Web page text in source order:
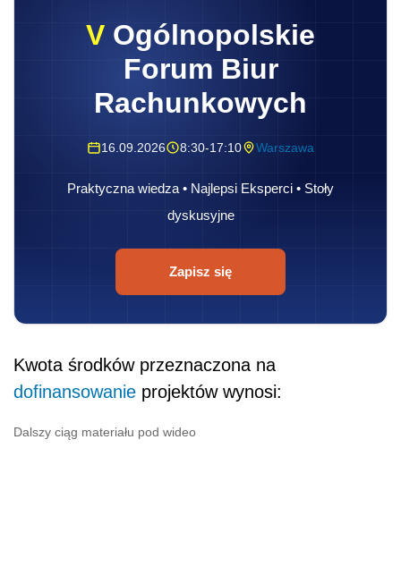
V Ogólnopolskie
Forum Biur
Rachunkowych
16.09.2026 8:30-17:10 Warszawa
Praktyczna wiedza • Najlepsi Eksperci • Stoły
dyskusyjne
Zapisz się
Kwota środków przeznaczona na
dofinansowanie projektów wynosi:
Dalszy ciąg materiału pod wideo